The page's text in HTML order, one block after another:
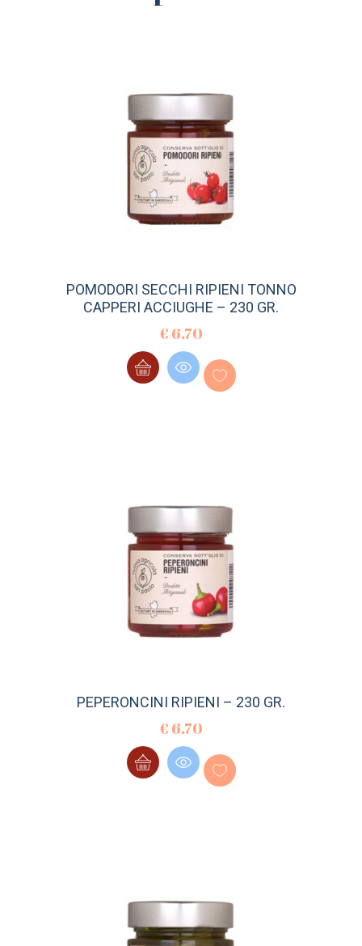
POMODORI SECCHI RIPIENI TONNO
CAPPERI ACCIUGHE – 230 GR.
€ 6.70
PEPERONCINI RIPIENI – 230 GR.
€ 6.70